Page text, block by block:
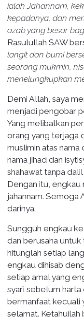
ialah Jahannam,
kepadanya, dan
azab yang besar
Rasulullah SAW
langit dan bumi
seorang mukmin,
menelungkupkan
Demi Allah, saya
menjadi pengobar
Yang melibatkan
orang yang terjaga
muslimin atas nama
nama jihad dan
shahawat tanpa
Dengan itu,
jahannam. Semoga
darinya.
Sungguh engkau
dan berusaha
hitunglah setiap
engkau dihisab
setiap amal yang
syar’i sebelum
bermanfaat kecuali
selamat. Ketahuilah